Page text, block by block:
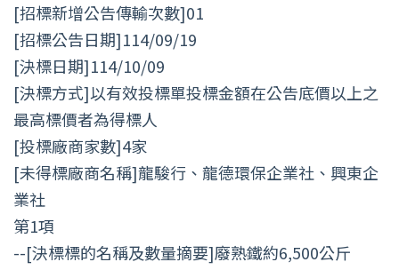
[招標新增公告傳輸次數]01
[招標公告日期]114/09/19
[決標日期]114/10/09
[決標方式]以有效投標單投標金額在公告底價以上之
最高標價者為得標人
[投標廠商家數]4家
[未得標廠商名稱]龍駿行、龍德環保企業社、興東企
業社
第1項
--[決標標的名稱及數量摘要]廢熟鐵約6,500公斤